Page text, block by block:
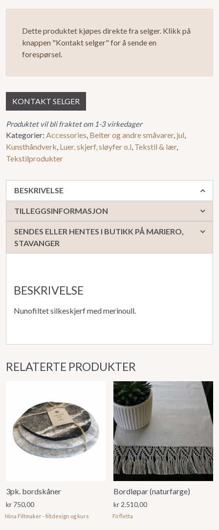
Dette produktet kjøpes direkte fra selger. Klikk på
knappen "Kontakt selger" for å sende en
forespørsel.
KONTAKT SELGER
Produktet vil bli fraktet om 1-3 virkedager
Kategorier: Accessories Belter og andre småvarer, jul
Kunsthåndverk Luer, skjerf, sløyfer o.l Tekstil & lær,
Tekstilprodukter
BESKRIVELSE
TILLEGGSINFORMASJON
SENDES ELLER HENTES I BUTIKK PÅ MARIERO,
STAVANGER
BESKRIVELSE
Nunofiltet silkeskjerf med merinoull.
RELATERTE PRODUKTER
3pk. bordskåner
kr 750,00
Nina Filtmaker - filtdesign og kurs
Bordløpar (naturfarge)
kr 2.510,00
Firfletta